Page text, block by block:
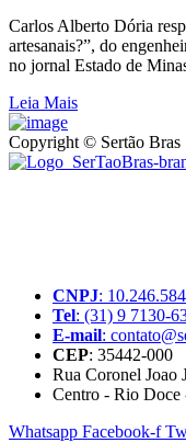
Carlos Alberto Dória
artesanais?”, do
no jornal Estado de
Leia Mais
Copyright © Sertão Bras
CNPJ:
Tel: (31) 9 7130-
E-mail:
CEP: 35442-000
Rua Coronel Joao
Centro - Rio Doce
Whatsapp Facebook-f